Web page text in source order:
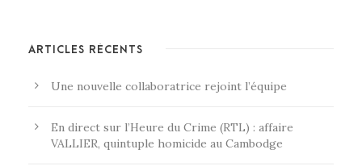
ARTICLES RÉCENTS
Une nouvelle collaboratrice rejoint l’équipe
En direct sur l’Heure du Crime (RTL) : affaire
VALLIER, quintuple homicide au Cambodge